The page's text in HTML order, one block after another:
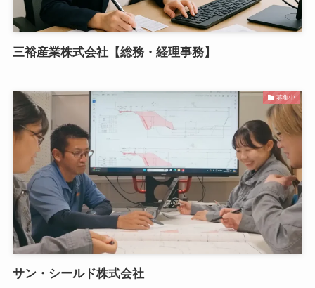
三裕産業株式会社【総務・経理事務】
募集中
サン・シールド株式会社